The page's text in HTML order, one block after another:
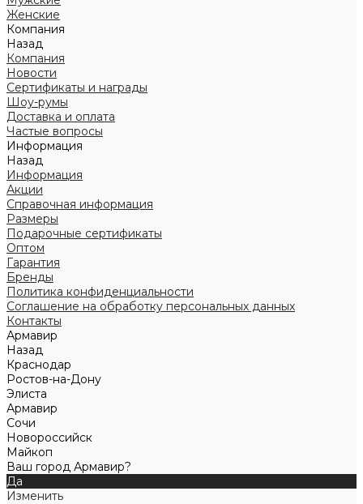
Женские
Компания
Назад
Компания
Новости
Сертификаты и награды
Шоу-румы
Доставка и оплата
Частые вопросы
Информация
Назад
Информация
Акции
Справочная информация
Размеры
Подарочные сертификаты
Оптом
Гарантия
Бренды
Политика конфиденциальности
Соглашение на обработку персональных данных
Контакты
Армавир
Назад
Краснодар
Ростов-на-Дону
Элиста
Армавир
Сочи
Новороссийск
Майкоп
Ваш город Армавир?
Да
Изменить